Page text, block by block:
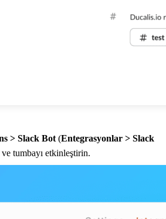
> Slack Bot (Entegrasyonlar > Slack
tumbayı etkinleştirin.